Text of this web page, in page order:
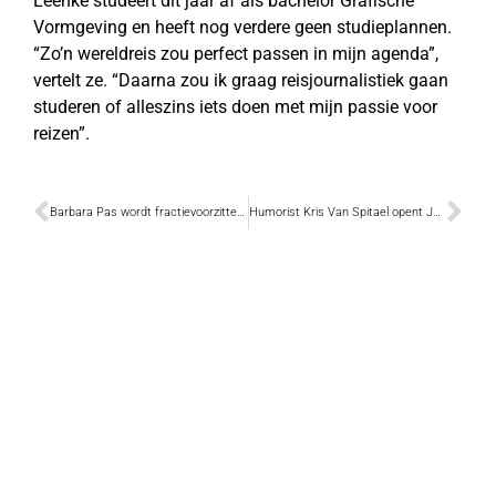
Vormgeving en heeft nog verdere geen studieplannen.
“Zo’n wereldreis zou perfect passen in mijn agenda”,
vertelt ze. “Daarna zou ik graag reisjournalistiek gaan
studeren of alleszins iets doen met mijn passie voor
reizen”.
Barbara Pas wordt fractievoorzitter Vlaams Belang in de Kamer Humorist Kris Van Spitael opent Juventusfeesten